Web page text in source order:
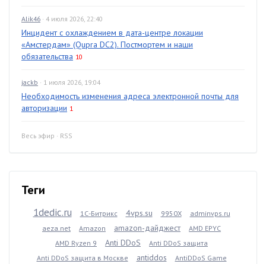
Alik46 · 4 июля 2026, 22:40
Инцидент с охлаждением в дата-центре локации
«Амстердам» (Qupra DC2). Постмортем и наши
обязательства 10
jackb · 1 июля 2026, 19:04
Необходимость изменения адреса электронной почты для
авторизации 1
Весь эфир · RSS
Теги
1dedic.ru 1С-Битрикс 4vps.su 9950X
adminvps.ru
aeza.net
Amazon amazon-дайджест
AMD EPYC
AMD Ryzen 9
Anti DDoS
Anti DDoS защита
Anti DDoS защита в Москве
antiddos
AntiDDoS Game